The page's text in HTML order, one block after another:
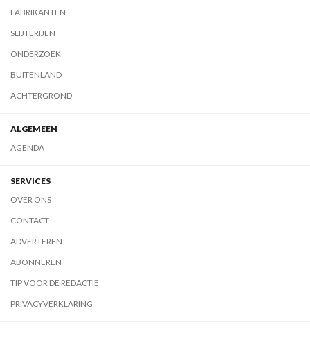
FABRIKANTEN
SLIJTERIJEN
ONDERZOEK
BUITENLAND
ACHTERGROND
ALGEMEEN
AGENDA
SERVICES
OVER ONS
CONTACT
ADVERTEREN
ABONNEREN
TIP VOOR DE REDACTIE
PRIVACYVERKLARING